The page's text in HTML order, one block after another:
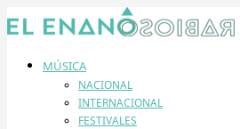
MÚSICA
NACIONAL
INTERNACIONAL
FESTIVALES